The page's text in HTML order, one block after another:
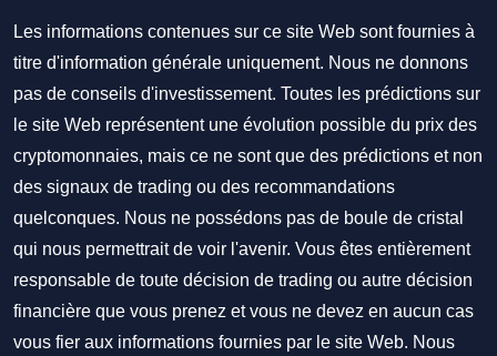
Les informations contenues sur ce site Web sont fournies à
titre d'information générale uniquement. Nous ne donnons
pas de conseils d'investissement. Toutes les prédictions sur
le site Web représentent une évolution possible du prix des
cryptomonnaies, mais ce ne sont que des prédictions et non
des signaux de trading ou des recommandations
quelconques. Nous ne possédons pas de boule de cristal
qui nous permettrait de voir l'avenir. Vous êtes entièrement
responsable de toute décision de trading ou autre décision
financière que vous prenez et vous ne devez en aucun cas
vous fier aux informations fournies par le site Web. Nous